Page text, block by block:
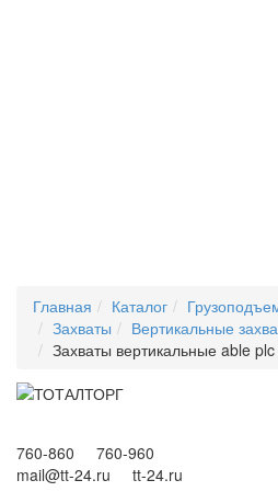
Главная Каталог
Захваты
Вертикальные
Захваты вертикальные able plc
760-860 760-960
mail@tt-24.ru tt-24.ru